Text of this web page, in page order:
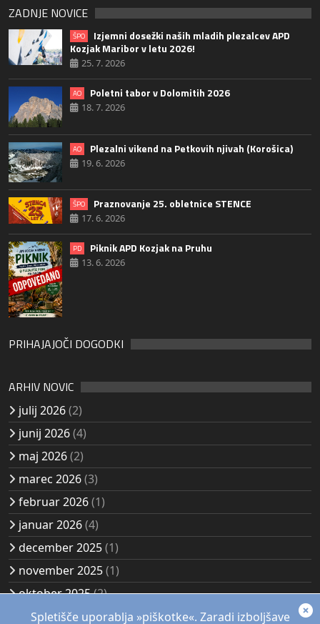
ZADNJE NOVICE
ŠPO
Izjemni dosežki naših mladih plezalcev APD
Kozjak Maribor v letu 2026!
25. 7. 2026
AO Poletni tabor v Dolomitih 2026
18. 7. 2026
AO Plezalni vikend na Petkovih njivah (Korošica)
19. 6. 2026
ŠPO Praznovanje 25. obletnice STENCE
17. 6. 2026
PD Piknik APD Kozjak na Pruhu
13. 6. 2026
PRIHAJAJOČI DOGODKI
ARHIV NOVIC
julij 2026(2)
junij 2026(4)
maj 2026(2)
marec 2026(3)
februar 2026(1)
januar 2026(4)
december 2025(1)
november 2025(1)
oktober 2025(2)
avgust 2025(2)
Spletišče uporablja »piškotke«. Zaradi izboljšave